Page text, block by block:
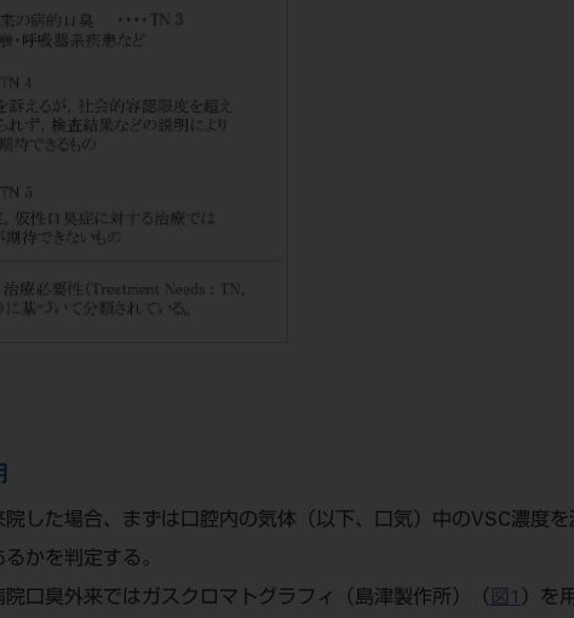
した場合、まずは口腔内の気体（以下、口気）中のVSC濃度
かを判定する。
口臭外来ではガスクロマトグラフィ（島津製作所）（ 図1 ）を